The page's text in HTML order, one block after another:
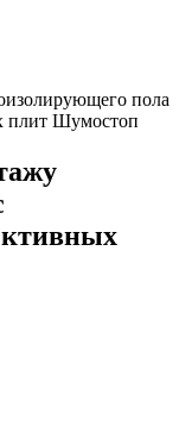
пола
плит Шумостоп